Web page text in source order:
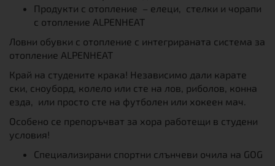
Продукти с отопление – елеци, стелки и чорапи
с отопление ALPENHEAT
Ловни обувки с отопление с интегрираната система за
отопление ALPENHEAT
Край на студените крака! Независимо дали карате
ски, сноуборд, колело или сте на лов, риболов, конна
езда, или просто сте на футболен или хокеен мач.
Особено се препоръчват за хора работещи в студени
условия!
Специализирани спортни слънчеви очила на GOG